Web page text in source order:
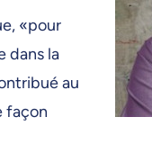
«pour
dans la
au
façon